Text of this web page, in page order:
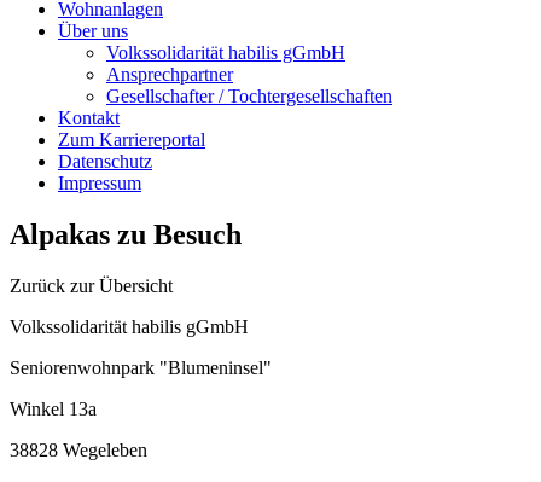
Wohnanlagen
Über uns
Volkssolidarität habilis gGmbH
Ansprechpartner
Gesellschafter / Tochtergesellschaften
Kontakt
Zum Karriereportal
Datenschutz
Impressum
Alpakas zu Besuch
Zurück zur Übersicht
Volkssolidarität habilis gGmbH
Seniorenwohnpark "Blumeninsel"
Winkel 13a
38828 Wegeleben